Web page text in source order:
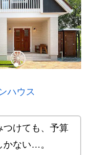
ハウス
つけても、予算
かない…。